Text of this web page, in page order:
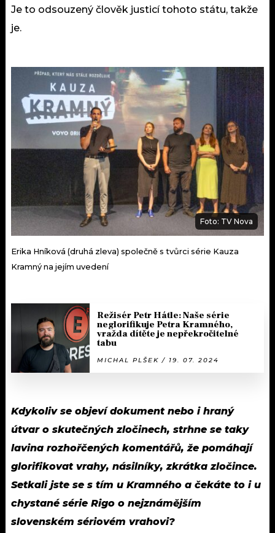
Je to odsouzený člověk justicí tohoto státu, takže
je.
Foto: TV Nova
Erika Hníková (druhá zleva) společně s tvůrci série Kauza
Kramný na jejím uvedení
Režisér Petr Hátle: Naše série
neglorifikuje Petra Kramného,
vražda dítěte je nepřekročitelné
tabu
MICHAL PLŠEK / 19. 07. 2024
Kdykoliv se objeví dokument nebo i hraný
útvar o skutečných zločinech, strhne se taky
lavina rozhořčených komentářů, že pomáhají
glorifikovat vrahy, násilníky, zkrátka zločince.
Setkali jste se s tím u Kramného a čekáte to i u
chystané série Rigo o nejznámějším
slovenském sériovém vrahovi?